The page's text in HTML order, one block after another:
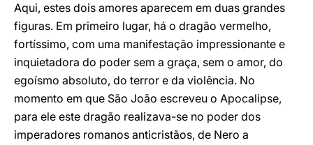
Aqui, estes dois amores aparecem em duas grandes
figuras. Em primeiro lugar, há o dragão vermelho,
fortíssimo, com uma manifestação impressionante e
inquietadora do poder sem a graça, sem o amor, do
egoísmo absoluto, do terror e da violência. No
momento em que São João escreveu o Apocalipse,
para ele este dragão realizava-se no poder dos
imperadores romanos anticristãos, de Nero a